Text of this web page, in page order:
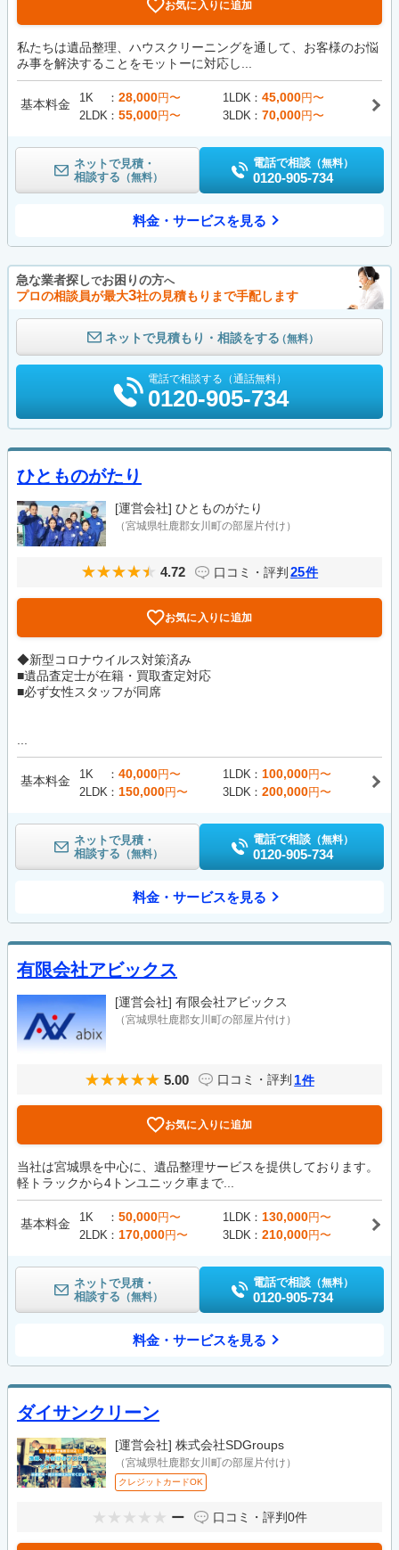
お気に入りに追加
私たちは遺品整理、ハウスクリーニングを通して、お客様のお悩
み事を解決することをモットーに対応し...
基本料金 1K 28,000円〜 1LDK 45,000円〜
2LDK
55,000円〜 3LDK 70,000円〜
ネットで見積・
相談する （無料）
電話で相談 （無料）
0120-905-734
料金・サービスを見る
急な業者探しでお困りの方へ
プロの相談員が最大3社の見積もりまで手配します
ネットで見積もり・相談をする（無料）
電話で相談する（通話無料）
0120-905-734
ひとものがたり
[運営会社] ひとものがたり
（宮城県牡鹿郡女川町の部屋片付け）
4.72 口コミ・評判 25件
お気に入りに追加
◆新型コロナウイルス対策済み
■遺品査定士が在籍・買取査定対応
■必ず女性スタッフが同席
基本料金 1K 40,000円〜 1LDK 100,000円〜
2LDK
150,000円〜 3LDK 200,000円〜
ネットで見積・
相談する （無料）
電話で相談 （無料）
0120-905-734
料金・サービスを見る
有限会社アビックス
[運営会社] 有限会社アビックス
（宮城県牡鹿郡女川町の部屋片付け）
5.00 口コミ・評判 1件
お気に入りに追加
当社は宮城県を中心に、遺品整理サービスを提供しております。
軽トラックから4トンユニック車まで...
基本料金 1K 50,000円〜 1LDK 130,000円〜
2LDK
170,000円〜 3LDK 210,000円〜
ネットで見積・
相談する （無料）
電話で相談 （無料）
0120-905-734
料金・サービスを見る
ダイサンクリーン
[運営会社] 株式会社SDGroups
（宮城県牡鹿郡女川町の部屋片付け）
クレジットカードOK
ー 口コミ・評判0件